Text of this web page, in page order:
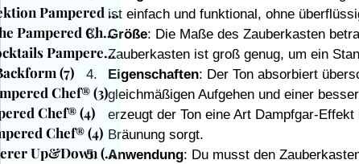
ist einfach und funktional, ohne
Größe: Die Maße des Zauberkasten
Zauberkasten ist groß genug, um ein
Eigenschaften: Der Ton absorbiert
gleichmäßigen Aufgehen und einer
erzeugt der Ton eine Art Dampfgar-
Bräunung sorgt.
Anwendung: Du musst den
Brilliance Kollektion Pampered Chef
(14)14 Beiträge
Modulare Bleche Pampered Chef®
(1)1 Beitrag
Getränke & Cocktails Pampered Chef
(1)1 Beitrag
(7) 7 Beiträge
Chef®(3)3 Beiträge
Chef®(4) 4 Beiträge
Chef®(4) 4 Beiträge
Up&Down(28) 28 Beiträge